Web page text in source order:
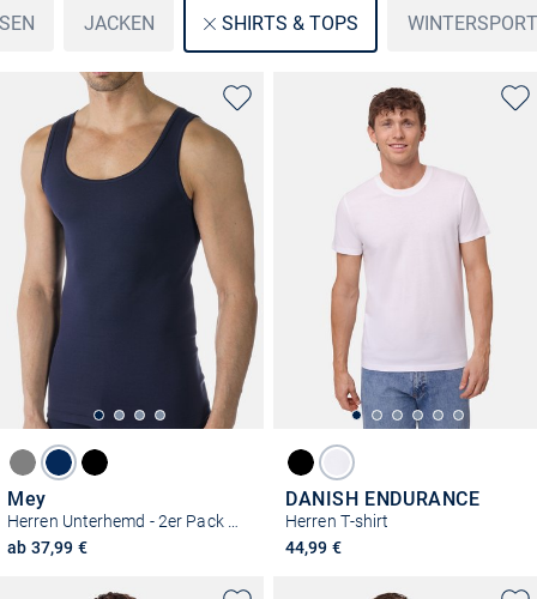
JACKEN SHIRTS & TOPS WINTERSPORT
Mey
ab 37,99 €
DANISH ENDURANCE
Herren T-shirt
44,99 €